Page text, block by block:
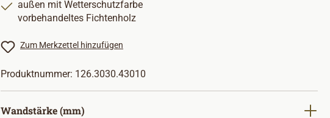
außen mit Wetterschutzfarbe
vorbehandeltes Fichtenholz
Zum Merkzettel hinzufügen
Produktnummer: 126.3030.43010
Wandstärke (mm)